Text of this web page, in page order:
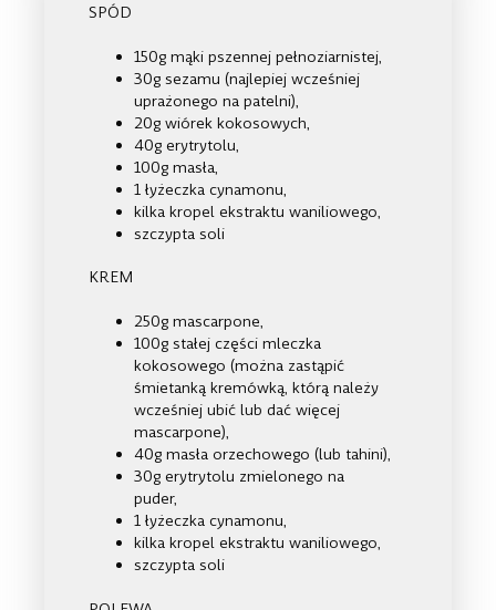
SPÓD
150g mąki pszennej pełnoziarnistej,
30g sezamu (najlepiej wcześniej
uprażonego na patelni),
20g wiórek kokosowych,
40g erytrytolu,
100g masła,
1 łyżeczka cynamonu,
kilka kropel ekstraktu waniliowego,
szczypta soli
KREM
250g mascarpone,
100g stałej części mleczka
kokosowego (można zastąpić
śmietanką kremówką, którą należy
wcześniej ubić lub dać więcej
mascarpone),
40g masła orzechowego (lub tahini),
30g erytrytolu zmielonego na
puder,
1 łyżeczka cynamonu,
kilka kropel ekstraktu waniliowego,
szczypta soli